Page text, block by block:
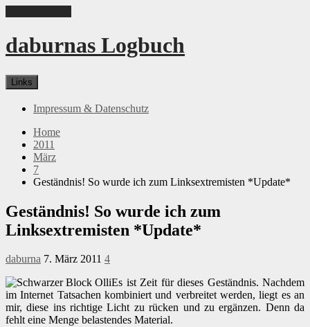
daburnas Logbuch
Links
Impressum & Datenschutz
Home
2011
März
7
Geständnis! So wurde ich zum Linksextremisten *Update*
Geständnis! So wurde ich zum
Linksextremisten *Update*
daburna 7. März 2011 4
Es ist Zeit für dieses Geständnis. Nachdem
im Internet Tatsachen kombiniert und verbreitet werden, liegt es an
mir, diese ins richtige Licht zu rücken und zu ergänzen. Denn da
fehlt eine Menge belastendes Material.